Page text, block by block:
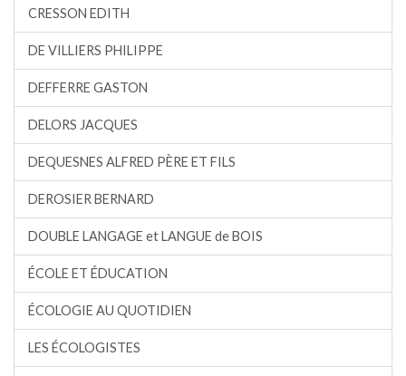
CRESSON EDITH
DE VILLIERS PHILIPPE
DEFFERRE GASTON
DELORS JACQUES
DEQUESNES ALFRED PÈRE ET FILS
DEROSIER BERNARD
DOUBLE LANGAGE et LANGUE de BOIS
ÉCOLE ET ÉDUCATION
ÉCOLOGIE AU QUOTIDIEN
LES ÉCOLOGISTES